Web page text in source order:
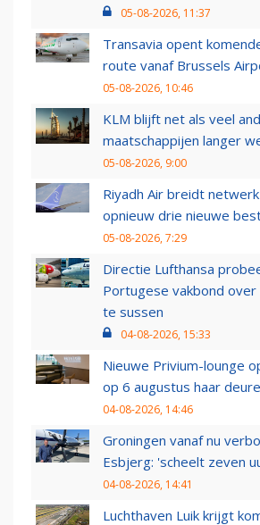
05-08-2026, 11:37
Transavia opent
route vanaf Brussels
05-08-2026, 10:46
KLM blijft net als veel
maatschappijen langer
05-08-2026, 9:00
Riyadh Air breidt
opnieuw drie nieuwe
05-08-2026, 7:29
Directie Lufthansa
Portugese vakbond over
te sussen
04-08-2026, 15:33
Nieuwe Privium-lounge
op 6 augustus haar
04-08-2026, 14:46
Groningen vanaf nu
Esbjerg: 'scheelt zeven
04-08-2026, 14:41
Luchthaven Luik krijgt